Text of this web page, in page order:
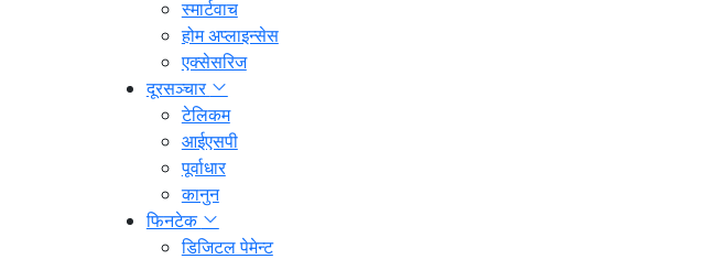
स्मार्टवाच
होम अप्लाइन्सेस
एक्सेसरिज
दूरसञ्चार
टेलिकम
आईएसपी
पूर्वाधार
कानुन
फिनटेक
डिजिटल पेमेन्ट